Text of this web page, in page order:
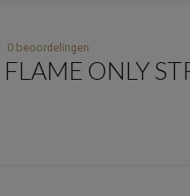
0 beoordelingen
ONLY